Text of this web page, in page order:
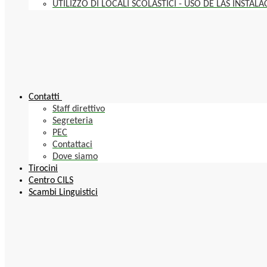
UTILIZZO DI LOCALI SCOLASTICI - USO DE LAS
Contatti
Staff direttivo
Segreteria
PEC
Contattaci
Dove siamo
Tirocini
Centro CILS
Scambi Linguistici